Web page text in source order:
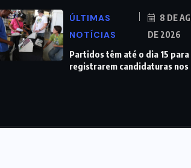
ÚLTIMAS
NOTÍCIAS
8 DE
DE 2026
Partidos têm até o dia 15 para
registrarem candidaturas nos